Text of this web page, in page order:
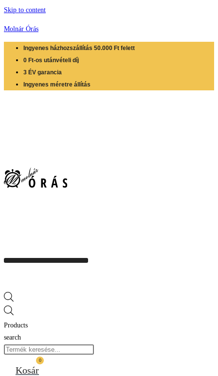
Skip to content
Molnár Órás
Ingyenes házhozszállítás 50.000 Ft felett
0 Ft-os utánvételi díj
3 ÉV garancia
Ingyenes méretre állítás
Products
search
0
Kosár